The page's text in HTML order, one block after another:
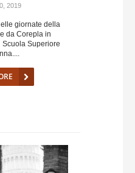
2019
giornate della
da Corepla in
Superiore